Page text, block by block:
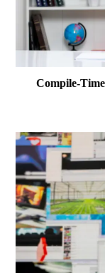
Compile-